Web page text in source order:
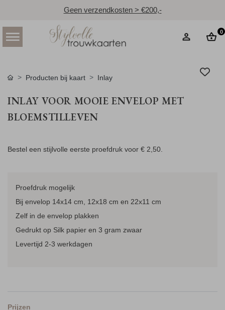
Geen verzendkosten > €200,-
0
Producten bij kaart Inlay
INLAY VOOR MOOIE ENVELOP MET
BLOEMSTILLEVEN
Bestel een stijlvolle eerste proefdruk voor € 2,50.
Proefdruk mogelijk
Bij envelop 14x14 cm, 12x18 cm en 22x11 cm
Zelf in de envelop plakken
Gedrukt op Silk papier en 3 gram zwaar
Levertijd 2-3 werkdagen
Prijzen